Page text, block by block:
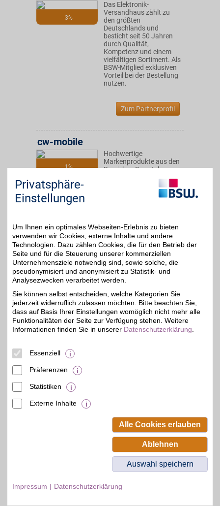
3%
Das Elektronik-
Versandhaus zählt zu
den größten
Deutschlands und
besticht seit 50 Jahren
durch Qualität,
Kompetenz und einem
vielfältigen Sortiment. Als
BSW-Mitglied exklusiven
Vorteil bei der Bestellung
nutzen.
Zum Partnerprofil
1%
cw-mobile
Hochwertige
Markenprodukte aus den
Bereichen Smartphone,
Lifestyle, Multimedia und
professionelle Team
sparen!
Zum Partnerprofil
GALAXUS
Große Auswahl an
Technik aller Art: Von
Haushaltsgeräten bis hin
zu Home-Entertainment
und Software. Hilfreiche
Produkttests und Artikel
Beamten-Selbsthilfewerk GmbH.
Privatsphäre-
Einstellungen
Um Ihnen ein optimales Webseiten-Erlebnis zu bieten
verwenden wir Cookies, externe Inhalte und andere
Technologien. Dazu zählen Cookies, die für den Betrieb der
Seite und für die Steuerung unserer kommerziellen
Unternehmensziele notwendig sind, sowie solche, die
pseudonymisiert und anonymisiert zu Statistik- und
Analysezwecken verarbeitet werden.
Sie können selbst entscheiden, welche Kategorien Sie
jederzeit widerruflich zulassen möchten. Bitte beachten Sie,
dass auf Basis Ihrer Einstellungen womöglich nicht mehr alle
Funktionalitäten der Seite zur Verfügung stehen. Weitere
Informationen finden Sie in unserer Datenschutzerklärung
Essenziell
Präferenzen
Statistiken
Externe Inhalte
Alle Cookies erlauben
Ablehnen
Auswahl speichern
Impressum Datenschutzerklärung